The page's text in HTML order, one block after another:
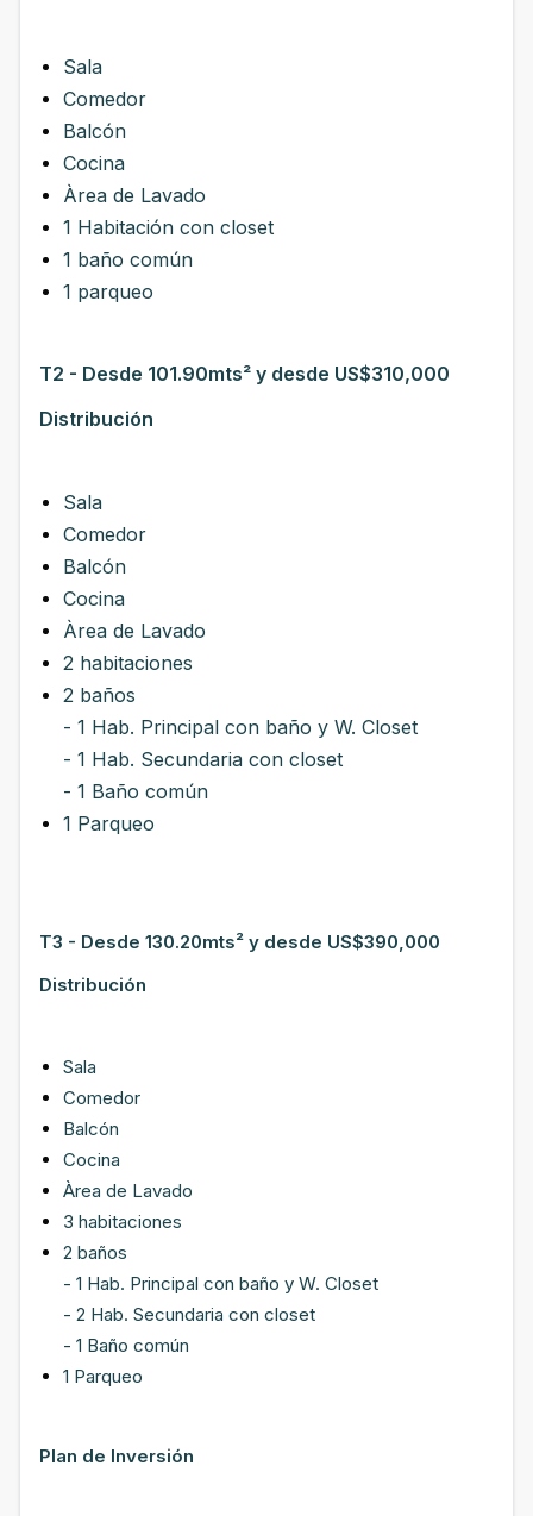
Sala
Comedor
Balcón
Cocina
Àrea de Lavado
1 Habitación con closet
1 baño común
1 parqueo
T2 - Desde 101.90mts² y desde US$310,000
Distribución
Sala
Comedor
Balcón
Cocina
Àrea de Lavado
2 habitaciones
2 baños
- 1 Hab. Principal con baño y W. Closet
- 1 Hab. Secundaria con closet
- 1 Baño común
1 Parqueo
T3 - Desde 130.20mts² y desde US$390,000
Distribución
Sala
Comedor
Balcón
Cocina
Àrea de Lavado
3 habitaciones
2 baños
- 1 Hab. Principal con baño y W. Closet
- 2 Hab. Secundaria con closet
- 1 Baño común
1 Parqueo
Plan de Inversión